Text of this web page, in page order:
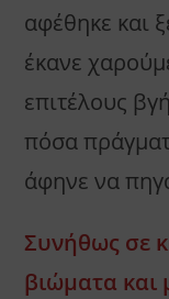
αφέθηκε και
έκανε
επιτέλους
πόσα
άφηνε να
Συνήθως σε
βιώματα και